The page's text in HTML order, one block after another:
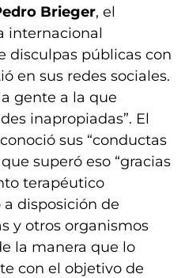
Brieger, el
internacional
disculpas públicas con
en sus redes sociales.
gente a la que
inapropiadas”. El
sus “conductas
superó eso “gracias
terapéutico
a disposición de
y otros organismos
la manera que lo
con el objetivo de